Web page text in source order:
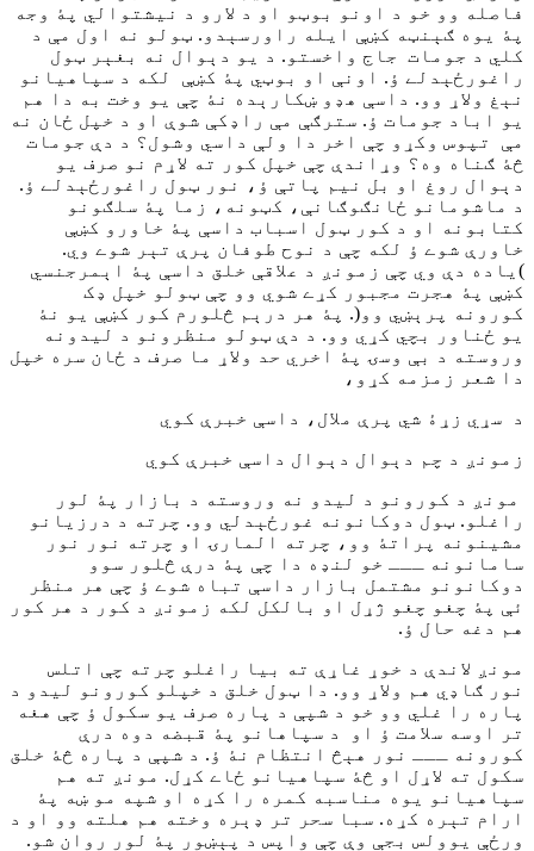
فاصله وو خو د اونو بوټو او د لارو د نیشتوالي پۀ وجه
پۀ یوه ګېنټه کښې ایله راورسېدو. ټولو نه اول مې د
کلي د جومات جاج واخستو. د یو دېوال نه بغېر ټول
راغورځېدلے ؤ. اونې او بوټي پۀ کښې لکه د سپاهیانو
نېغ ولاړ وو. داسې هډو ښکارېده نۀ چې یو وخت به دا هم
یو اباد جومات ؤ. سترګې مې راډکې شوې او د خپل ځان نه
مې تپوس وکړو چې اخر دا ولې داسي وشول؟ د دې جومات
څۀ ګناه وه؟ وړاندې چې خپل کور ته لاړم نو صرف یو
دېوال روغ او بل نیم پاتې ؤ، نور ټول راغورځېدلے ؤ.
د ماشومانو ځانګوګانې، کټونه، زما پۀ سلګونو
کتابونه او د کور ټول اسباب داسې پۀ خاورو کښې
خاورې شوے ؤ لکه چې د نوح طوفان پرې تېر شوے وي.
)یاده دې وي چې زمونږ د علاقې خلق داسې پۀ اېمرجنسي
کښې پۀ هجرت مجبور کړے شوي وو چې ټولو خپل ډک
کورونه پرېښي وو(. پۀ هر درېم څلورم کور کښې یو نۀ
یو ځناور بچي کړي وو. د دې ټولو منظرونو د لیدونه
وروسته د بې وسۍ پۀ اخري حد ولاړ ما صرف د ځان سره خپل
دا شعر زمزمه کړو،
د سړي زړۀ شي پرې ملال، داسې خبرې کوي
زمونږ د چم دېوال دېوال داسې خبرې کوي
مونږ د کورونو د لیدو نه وروسته د بازار پۀ لور
راغلو. ټول دوکانونه غورځېدلي وو. چرته د درزیانو
مشینونه پراتۀ وو، چرته المارۍ او چرته نور نور
سامانونه ـــ خو لنډه دا چې پۀ درې څلور سوو
دوکانونو مشتمل بازار داسې تباه شوے ؤ چې هر منظر
ئې پۀ چغو چغو ژړل او بالکل لکه زمونږ د کور د هر کور
هم دغه حال ؤ.
مونږ لاندې د خوړ غاړې ته بیا راغلو چرته چې اتلس
نور ګاډي هم ولاړ وو. دا ټول خلق د خپلو کورونو لیدو د
پاره را غلي وو خو د شپې د پاره صرف یو سکول ؤ چې هغه
تر اوسه سلامت ؤ او د سپاهانو پۀ قبضه دوه درې
کورونه ـــ نور هېڅ انتظام نۀ ؤ. د شپې د پاره څۀ خلق
سکول ته لاړل او څۀ سپاهیانو ځاے کړل. مونږ ته هم
سپاهیانو یوه مناسبه کمره را کړه او شپه مو ښه پۀ
ارام تېره کړه. سبا سحر تر ډېره وخته هم هلته وو او د
ورځې یوولس بجې وې چې واپس د پېښور پۀ لور روان شو.